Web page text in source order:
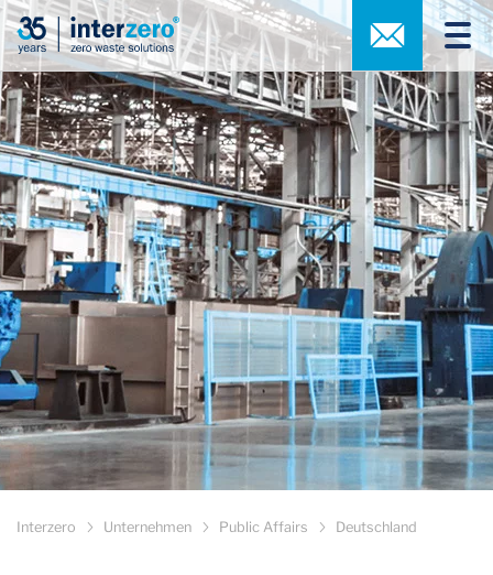
Interzero Unternehmen Public Affairs Deutschland